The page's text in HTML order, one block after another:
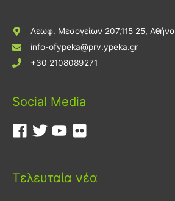
Λεωφ. Μεσογείων 207,115 25, Αθήνα
info-ofypeka@prv.ypeka.gr
+30 2108089271
Social Media
Τελευταία νέα